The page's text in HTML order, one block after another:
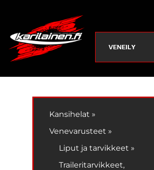
VENEILY
Kansihelat »
Venevarusteet »
Liput ja tarvikkeet »
Traileritarvikkeet,